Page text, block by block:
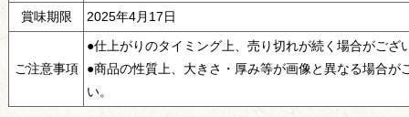
賞味期限
2025年4月17日
ご注意事項
●仕上がりのタイミング上、売り切れが続く場合がござ
●商品の性質上、大きさ・厚み等が画像と異なる場合が
い。